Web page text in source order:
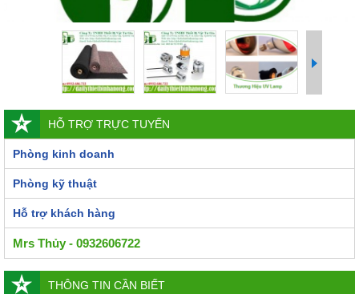
HỖ TRỢ TRỰC TUYẾN
Phòng kinh doanh
Phòng kỹ thuật
Hỗ trợ khách hàng
Mrs Thủy - 0932606722
THÔNG TIN CẦN BIẾT